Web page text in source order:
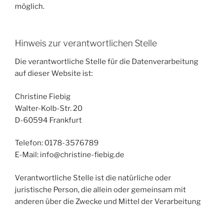
möglich.
Hinweis zur verantwortlichen Stelle
Die verantwortliche Stelle für die Datenverarbeitung
auf dieser Website ist:
Christine Fiebig
Walter-Kolb-Str. 20
D-60594 Frankfurt
Telefon: 0178-3576789
E-Mail: info@christine-fiebig.de
Verantwortliche Stelle ist die natürliche oder
juristische Person, die allein oder gemeinsam mit
anderen über die Zwecke und Mittel der Verarbeitung